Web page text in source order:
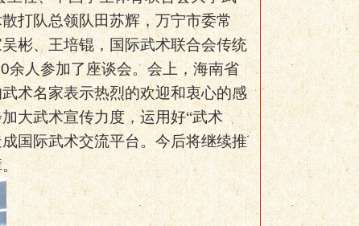
打队总领队田苏辉，万宁市委常
彬、王培锟，国际武术联合会传统
余人参加了座谈会。会上，海南省
术名家表示热烈的欢迎和衷心的感
大武术宣传力度，运用好“武术
国际武术交流平台。今后将继续推